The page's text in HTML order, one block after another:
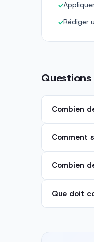
✓
✓Rédiger
Combien
Comment
Combien
Que doit